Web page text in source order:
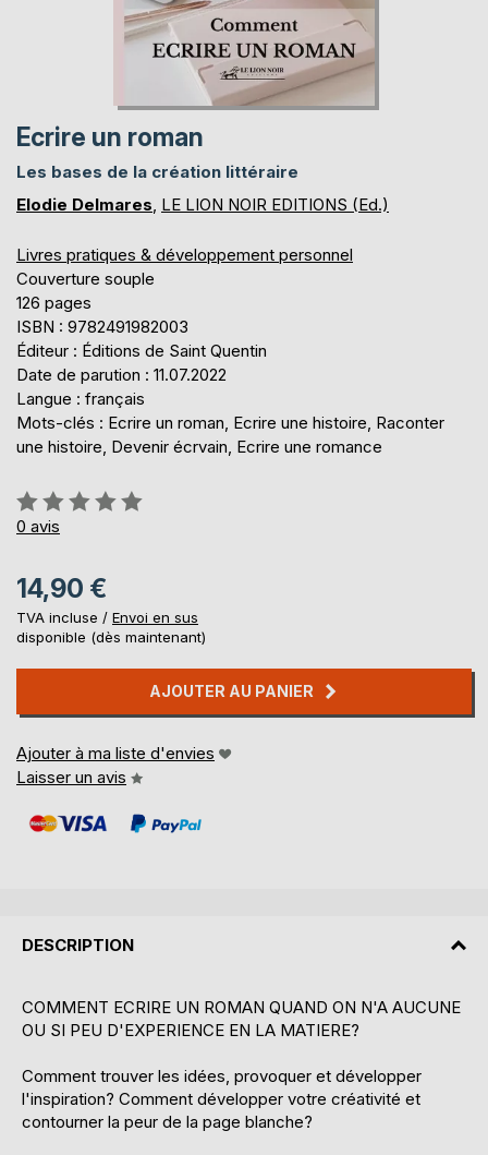
Ecrire un roman
Les bases de la création littéraire
Elodie Delmares, LE LION NOIR EDITIONS (Ed.)
Livres pratiques & développement personnel
Couverture souple
126 pages
ISBN : 9782491982003
Éditeur : Éditions de Saint Quentin
Date de parution : 11.07.2022
Langue : français
Mots-clés : Ecrire un roman, Ecrire une histoire, Raconter
une histoire, Devenir écrvain, Ecrire une romance
Évaluation:
0%
0 avis
14,90 €
TVA incluse / Envoi en sus
disponible (dès maintenant)
AJOUTER AU PANIER
Ajouter à ma liste d'envies
Laisser un avis
DESCRIPTION
COMMENT ECRIRE UN ROMAN QUAND ON N'A AUCUNE
OU SI PEU D'EXPERIENCE EN LA MATIERE?
Comment trouver les idées, provoquer et développer
l'inspiration? Comment développer votre créativité et
contourner la peur de la page blanche?